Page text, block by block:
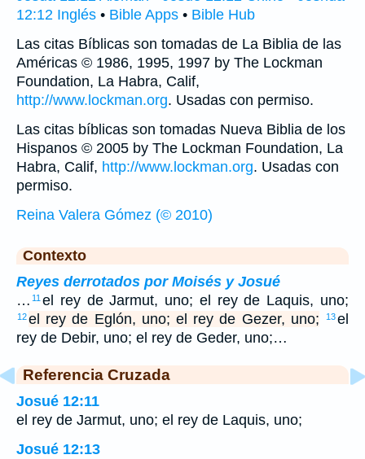
12:12 Inglés • Bible Apps • Bible Hub
Las citas Bíblicas son tomadas de La Biblia de las
Américas © 1986, 1995, 1997 by The Lockman
Foundation, La Habra, Calif,
http://www.lockman.org. Usadas con permiso.
Las citas bíblicas son tomadas Nueva Biblia de los
Hispanos © 2005 by The Lockman Foundation, La
Habra, Calif, http://www.lockman.org. Usadas con
permiso.
Reina Valera Gómez (© 2010)
Contexto
Reyes derrotados por Moisés y Josué
… 11 el rey de Jarmut, uno; el rey de Laquis, uno;
12el rey de Eglón, uno; el rey de Gezer, uno; 13el
rey de Debir, uno; el rey de Geder, uno;…
Referencia Cruzada
Josué 12:11
el rey de Jarmut, uno; el rey de Laquis, uno;
Josué 12:13